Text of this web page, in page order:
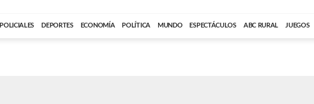
POLICIALES DEPORTES ECONOMÍA POLÍTICA MUNDO ESPECTÁCULOS ABC RURAL JUEGOS